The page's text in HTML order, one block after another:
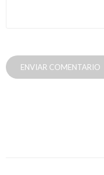
ENVIAR COMENTARIO